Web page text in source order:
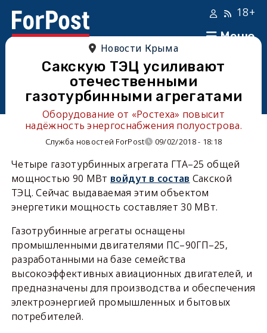
Меню
18+
Новости Крыма
Сакскую ТЭЦ усиливают
отечественными
газотурбинными агрегатами
Оборудование от «Ростеха» повысит
надёжность энергоснабжения полуострова.
Служба новостей ForPost 09/02/2018 - 18:18
Четыре газотурбинных агрегата ГТА–25 общей
мощностью 90 МВт войдут в состав Сакской
ТЭЦ. Сейчас выдаваемая этим объектом
энергетики мощность составляет 30 МВт.
Газотрубинные агрегаты оснащены
промышленными двигателями ПС–90ГП–25,
разработанными на базе семейства
высокоэффективных авиационных двигателей, и
предназначены для производства и обеспечения
электроэнергией промышленных и бытовых
потребителей.